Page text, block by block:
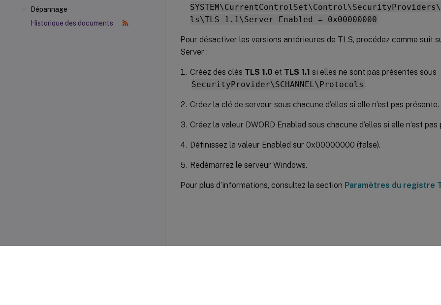
Dépannage
Historique des documents
ls\TLS 1.1\Server Enabled = 0x00000000
Pour désactiver les versions antérieures de TLS, procédez comme suit
Server :
Créez des clés TLS 1.0 et TLS 1.1 si elles ne sont pas présentes sous
SecurityProvider\SCHANNEL\Protocols .
Créez la clé de serveur sous chacune d’elles si elle n’est pas présente.
Créez la valeur DWORD Enabled sous chacune d’elles si elle n’est pas
Définissez la valeur Enabled sur 0x00000000 (false).
Redémarrez le serveur Windows.
Pour plus d’informations, consultez la section Paramètres du registre